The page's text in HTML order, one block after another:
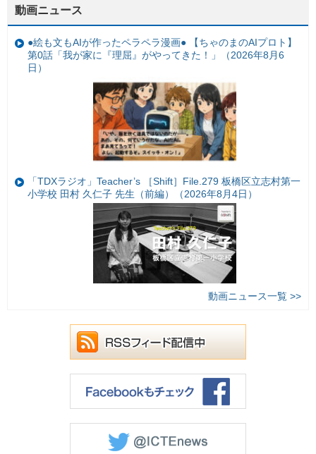
動画ニュース
●絵も文もAIが作ったペラペラ漫画● 【ちゃのまのAIプロト】
第0話「我が家に『理屈』がやってきた！」（2026年8月6
日）
「TDXラジオ」Teacher’s ［Shift］File.279 板橋区立志村第一
小学校 田村 久仁子 先生（前編）（2026年8月4日）
動画ニュース一覧 >>